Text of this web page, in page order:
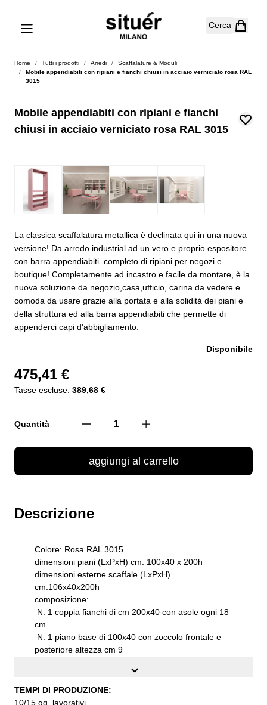
Cerca
Home / Tutti i prodotti / Arredi /
Scaffalature & Moduli
/
Mobile appendiabiti con ripiani e fianchi chiusi in acciaio verniciato rosa RAL
3015
Mobile appendiabiti con ripiani e fianchi
chiusi in acciaio verniciato rosa RAL 3015
La classica scaffalatura metallica è declinata qui in una nuova
versione! Da arredo industrial ad un vero e proprio espositore
con barra appendiabiti completo di ripiani per negozi e
boutique! Completamente ad incastro e facile da montare, è la
nuova soluzione da negozio,casa,ufficio, carina da vedere e
comoda da usare grazie alla portata e alla solidità dei piani e
della struttura ed alla barra appendiabiti che permette di
appenderci capi d'abbigliamento.
Disponibile
475,41 €
Tasse escluse: 389,68 €
Quantità
aggiungi al carrello
Descrizione
Colore: Rosa RAL 3015
dimensioni piani (LxPxH) cm: 100x40 x 200h
dimensioni esterne scaffale (LxPxH)
cm:106x40x200h
composizione:
N. 1 coppia fianchi di cm 200x40 con asole ogni 18
cm
N. 1 piano base di 100x40 con zoccolo frontale e
posteriore altezza cm 9
N. 3 piani metallico di mm 1000x400 spostabili
Caratteristiche del prodotto:
TEMPI DI PRODUZIONE:
10/15 gg. lavorativi